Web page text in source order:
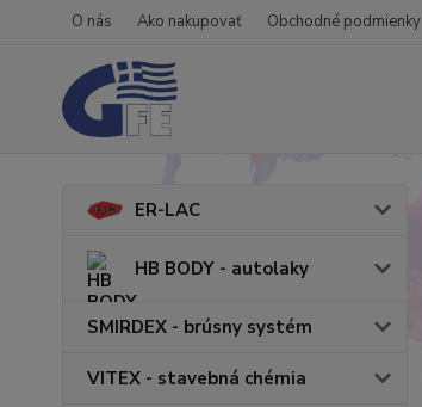
O nás Ako nakupovať Obchodné podmienky
ER-LAC
HB BODY - autolaky
SMIRDEX - brúsny systém
VITEX - stavebná chémia